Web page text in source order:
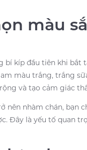
màu
bí kíp đầu tiên khi bắt
màu trắng, trắng
và tạo cảm giác
nên nhàm chán, bạn
Đây là yếu tố quan